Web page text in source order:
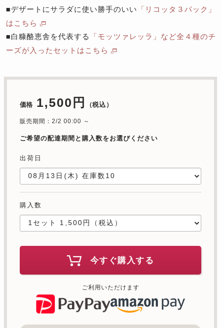
■デザートにサラダに使い勝手のいい
「リコッタ３パック」
はこちら
■白糠酪恵舎を代表する
「モッツァレッラ」など全４種のチ
ーズが入ったセットはこちら
価格 1,500円 （税込）
販売期間：2/2 00:00 ～
ご希望の配達期間と購入数をお選びください
出荷日
購入数
今すぐ購入する
ご利用いただけます